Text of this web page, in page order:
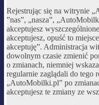
Rejestrując się na witrynie
”nas”, „nasza”,
akceptujesz
akceptujesz, opuść to
akceptuję”. Administracja
dowolnym czasie zmienić
o zmianach, niemniej
regularnie zaglądali do tego
„AutoMobilki.pl” po
akceptujesz te zmiany ze